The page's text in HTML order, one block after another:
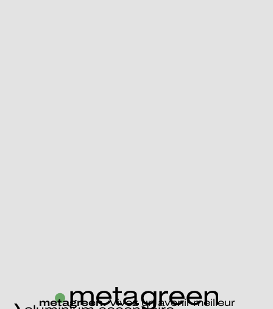
metagreen.Vivez un avenir meilleur